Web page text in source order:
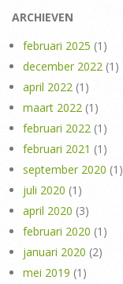
ARCHIEVEN
februari 2025 (1)
december 2022 (1)
april 2022 (1)
maart 2022 (1)
februari 2022 (1)
februari 2021 (1)
september 2020 (1)
juli 2020 (1)
april 2020 (3)
februari 2020 (1)
januari 2020 (2)
mei 2019 (1)